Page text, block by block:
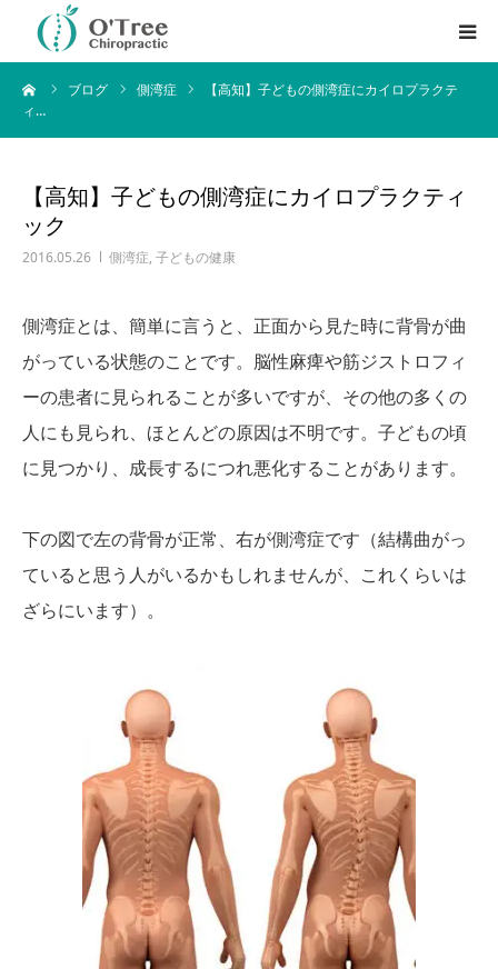
ブログ 側湾症
【高知】子どもの側湾症にカイロプラクテ
ィ…
【高知】子どもの側湾症にカイロプラクティ
ック
2016.05.26 側湾症, 子どもの健康
側湾症とは、簡単に言うと、正面から見た時に背骨が曲
がっている状態のことです。脳性麻痺や筋ジストロフィ
ーの患者に見られることが多いですが、その他の多くの
人にも見られ、ほとんどの原因は不明です。子どもの頃
に見つかり、成長するにつれ悪化することがあります。
下の図で左の背骨が正常、右が側湾症です（結構曲がっ
ていると思う人がいるかもしれませんが、これくらいは
ざらにいます）。
はじめての方へ